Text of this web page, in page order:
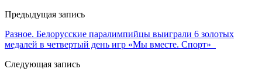
Предыдущая запись
Разное. Белорусские паралимпийцы выиграли 6 золотых
медалей в четвертый день игр «Мы вместе. Спорт»
Следующая запись